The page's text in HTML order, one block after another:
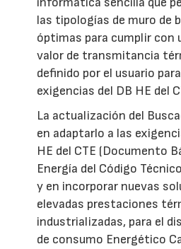
las tipologías de muro de
óptimas para cumplir con
valor de transmitancia
definido por el usuario
exigencias del DB HE del
La actualización del
en adaptarlo a las
HE del CTE (Documento
Energía del Código
y en incorporar nuevas
elevadas prestaciones
industrializadas, para el
de consumo Energético